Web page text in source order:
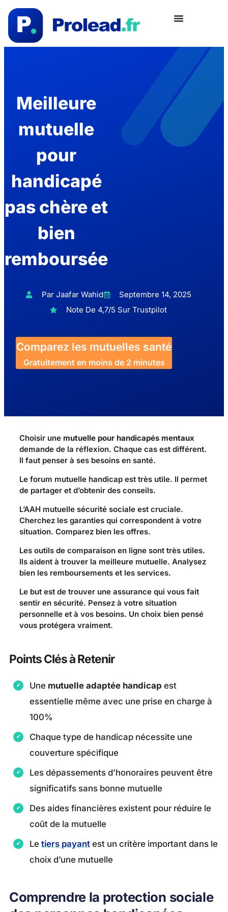
Meilleure
mutuelle
pour
handicapé
pas chère et
bien
remboursée
Par Jaafar Wahid
Septembre 14, 2025
Note De 4,7/5 Sur Trustpilot
Comparez les mutuelles santé
Gratuitement en moins de 2 minutes
Choisir une mutuelle pour handicapés mentaux
demande de la réflexion. Chaque cas est différent.
Il faut penser à ses besoins en santé.
Le forum mutuelle handicap est très utile. Il permet
de partager et d’obtenir des conseils.
L’AAH mutuelle sécurité sociale est cruciale.
Cherchez les garanties qui correspondent à votre
situation. Comparez bien les offres.
Les outils de comparaison en ligne sont très utiles.
Ils aident à trouver la meilleure mutuelle. Analysez
bien les remboursements et les services.
Le but est de trouver une assurance qui vous fait
sentir en sécurité. Pensez à votre situation
personnelle et à vos besoins. Un choix bien pensé
vous protégera vraiment.
Points Clés à Retenir
Une mutuelle adaptée handicap est
essentielle même avec une prise en charge à
100%
Chaque type de handicap nécessite une
couverture spécifique
Les dépassements d’honoraires peuvent être
significatifs sans bonne mutuelle
Des aides financières existent pour réduire le
coût de la mutuelle
Le tiers payant est un critère important dans le
choix d’une mutuelle
Comprendre la protection sociale